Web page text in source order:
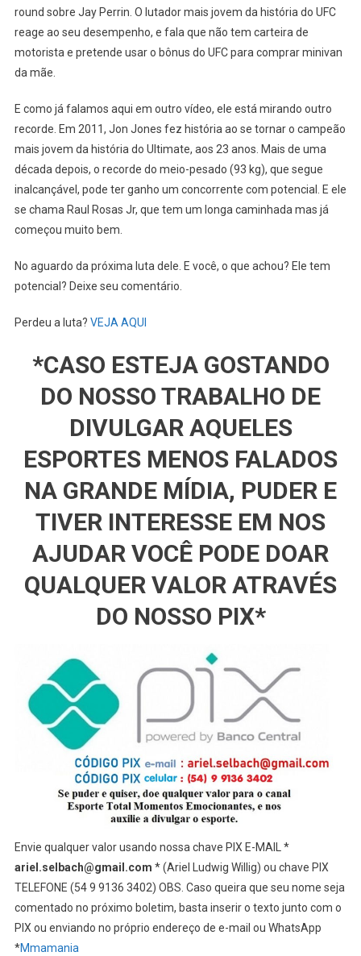
round sobre Jay Perrin. O lutador mais jovem da história do UFC
reage ao seu desempenho, e fala que não tem carteira de
motorista e pretende usar o bônus do UFC para comprar minivan
da mãe.
E como já falamos aqui em outro vídeo, ele está mirando outro
recorde. Em 2011, Jon Jones fez história ao se tornar o campeão
mais jovem da história do Ultimate, aos 23 anos. Mais de uma
década depois, o recorde do meio-pesado (93 kg), que segue
inalcançável, pode ter ganho um concorrente com potencial. E ele
se chama Raul Rosas Jr, que tem um longa caminhada mas já
começou muito bem.
No aguardo da próxima luta dele. E você, o que achou? Ele tem
potencial? Deixe seu comentário.
Perdeu a luta? VEJA AQUI
*CASO ESTEJA GOSTANDO
DO NOSSO TRABALHO DE
DIVULGAR AQUELES
ESPORTES MENOS FALADOS
NA GRANDE MÍDIA, PUDER E
TIVER INTERESSE EM NOS
AJUDAR VOCÊ PODE DOAR
QUALQUER VALOR ATRAVÉS
DO NOSSO PIX*
Envie qualquer valor usando nossa chave PIX E-MAIL *
ariel.selbach@gmail.com * (Ariel Ludwig Willig) ou chave PIX
TELEFONE (54 9 9136 3402) OBS. Caso queira que seu nome seja
comentado no próximo boletim, basta inserir o texto junto com o
PIX ou enviando no próprio endereço de e-mail ou WhatsApp
*Mmamania